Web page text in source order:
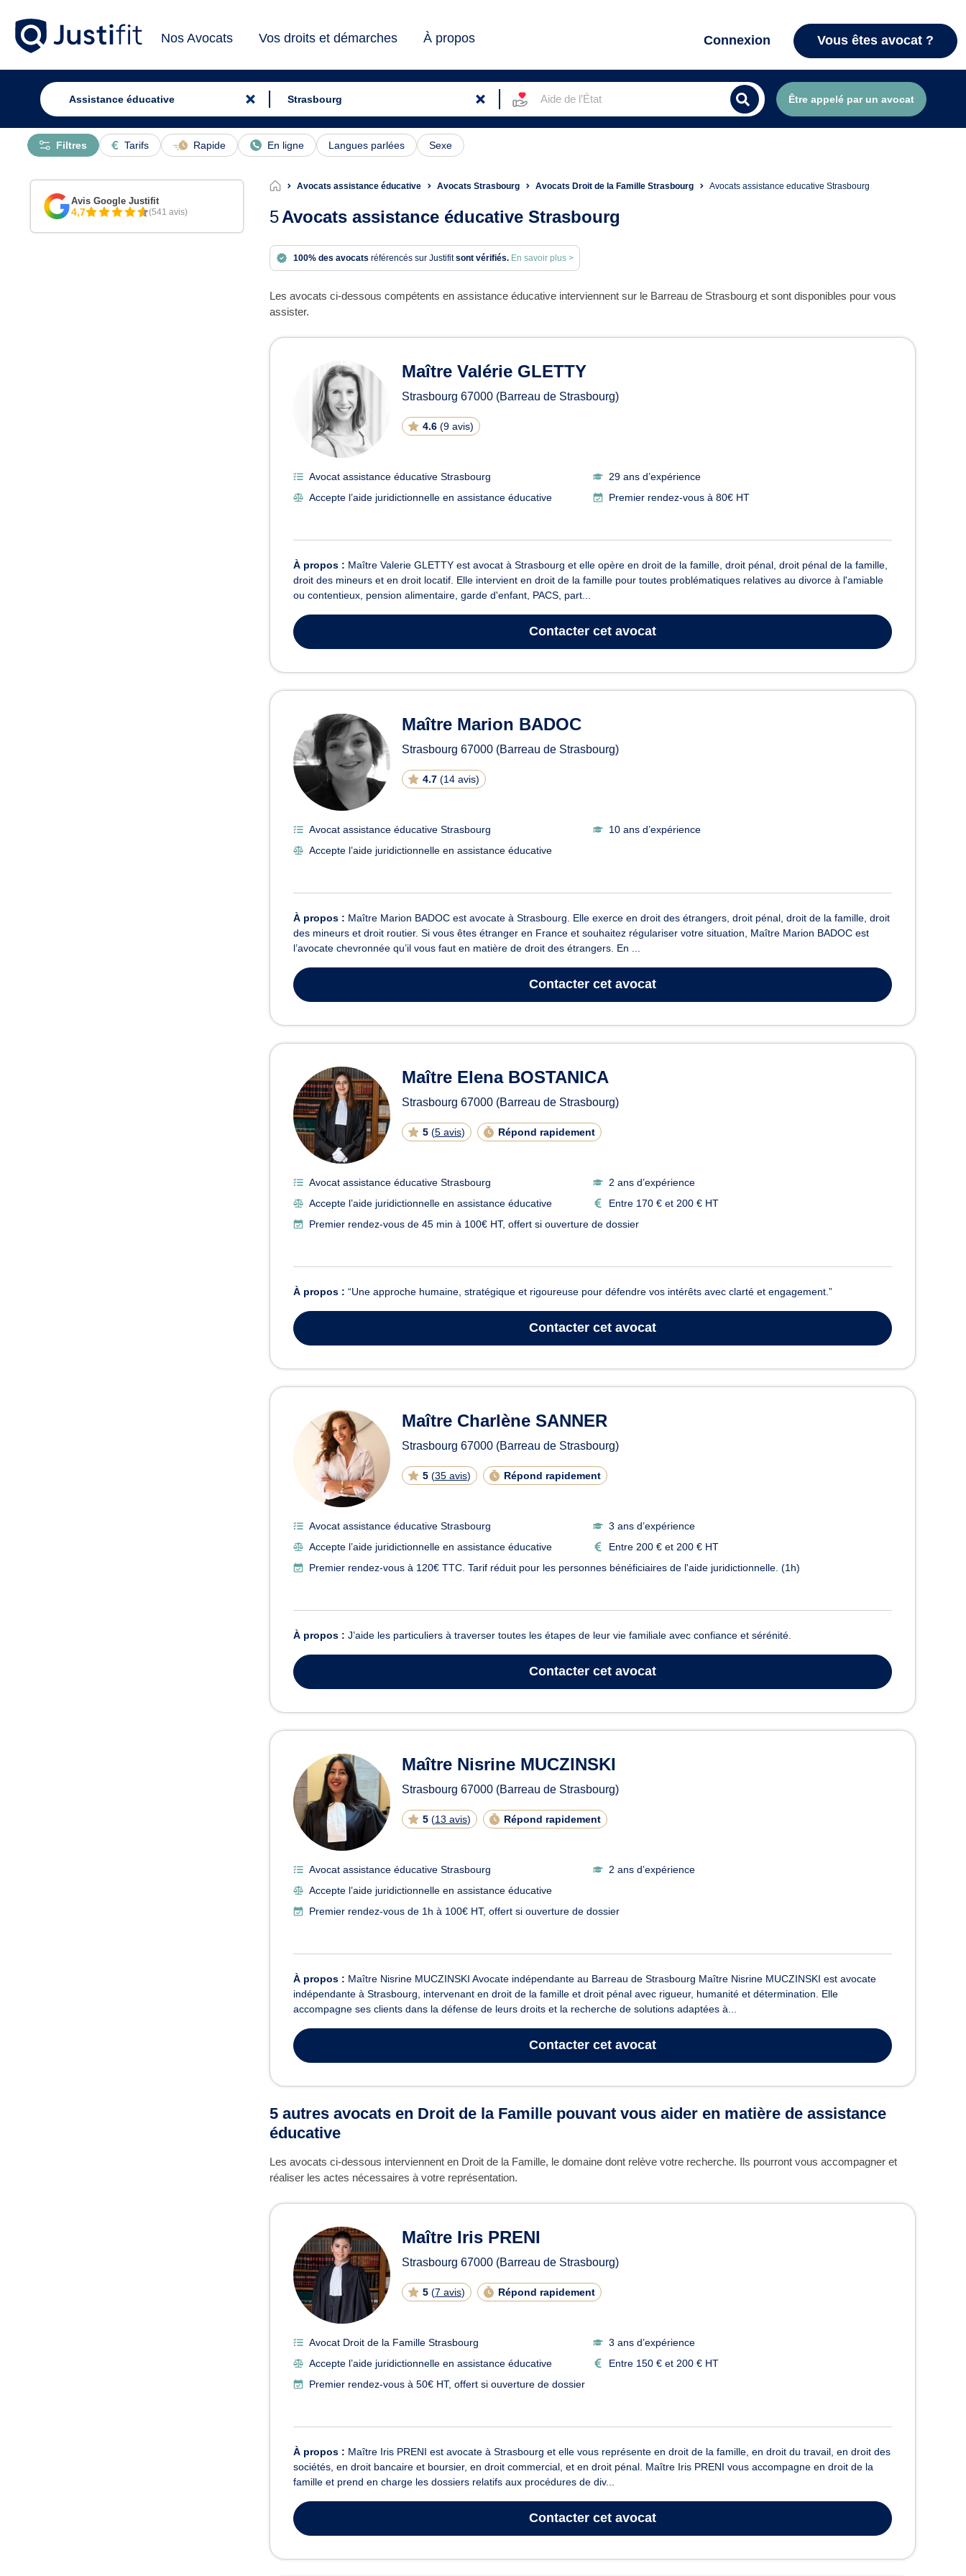
Nos Avocats Vos droits et démarches À propos Connexion Vous êtes avocat ?
Aide de l’État Être appelé par un avocat
Tarifs Rapide En ligne Langues parlées Sexe
Filtres
Avocats assistance éducative Avocats Strasbourg Avocats Droit de la Famille Strasbourg Avocats assistance educative Strasbourg
5Avocats assistance éducative Strasbourg
100% des avocats référencés sur Justifitsont vérifiés. En savoir plus >
Les avocats ci-dessous compétents en assistance éducative interviennent sur le Barreau de Strasbourg et sont disponibles pour vous
assister.
Avocats en assistance éducative à Strasbourg
Maître Valérie GLETTY
Strasbourg 67000 (Barreau de Strasbourg)
4.6 (9 avis)
Avocat assistance éducative Strasbourg
29 ans d’expérience
Accepte l’aide juridictionnelle en assistance éducative
Premier rendez-vous à 80€ HT
À propos : Maître Valerie GLETTY est avocat à Strasbourg et elle opère en droit de la famille, droit pénal, droit pénal de la famille,
droit des mineurs et en droit locatif. Elle intervient en droit de la famille pour toutes problématiques relatives au divorce à l'amiable
ou contentieux, pension alimentaire, garde d'enfant, PACS, part...
Contacter cet avocat
Maître Marion BADOC
Strasbourg 67000 (Barreau de Strasbourg)
4.7 (14 avis)
Avocat assistance éducative Strasbourg
10 ans d’expérience
Accepte l’aide juridictionnelle en assistance éducative
À propos : Maître Marion BADOC est avocate à Strasbourg. Elle exerce en droit des étrangers, droit pénal, droit de la famille, droit
des mineurs et droit routier. Si vous êtes étranger en France et souhaitez régulariser votre situation, Maître Marion BADOC est
l’avocate chevronnée qu’il vous faut en matière de droit des étrangers. En ...
Contacter cet avocat
Maître Elena BOSTANICA
Strasbourg 67000 (Barreau de Strasbourg)
5 (5 avis) Répond rapidement
Avocat assistance éducative Strasbourg
2 ans d’expérience
Accepte l’aide juridictionnelle en assistance éducative
Entre 170 € et 200 € HT
Premier rendez-vous de 45 min à 100€ HT, offert si ouverture de dossier
À propos : “Une approche humaine, stratégique et rigoureuse pour défendre vos intérêts avec clarté et engagement.”
Contacter cet avocat
Maître Charlène SANNER
Strasbourg 67000 (Barreau de Strasbourg)
5 (35 avis) Répond rapidement
Avocat assistance éducative Strasbourg
3 ans d’expérience
Accepte l’aide juridictionnelle en assistance éducative
Entre 200 € et 200 € HT
Premier rendez-vous à 120€ TTC. Tarif réduit pour les personnes bénéficiaires de l'aide juridictionnelle. (1h)
À propos : J’aide les particuliers à traverser toutes les étapes de leur vie familiale avec confiance et sérénité.
Contacter cet avocat
Maître Nisrine MUCZINSKI
Strasbourg 67000 (Barreau de Strasbourg)
5 (13 avis) Répond rapidement
Avocat assistance éducative Strasbourg
2 ans d’expérience
Accepte l’aide juridictionnelle en assistance éducative
Premier rendez-vous de 1h à 100€ HT, offert si ouverture de dossier
À propos : Maître Nisrine MUCZINSKI Avocate indépendante au Barreau de Strasbourg Maître Nisrine MUCZINSKI est avocate
indépendante à Strasbourg, intervenant en droit de la famille et droit pénal avec rigueur, humanité et détermination. Elle
accompagne ses clients dans la défense de leurs droits et la recherche de solutions adaptées à...
Contacter cet avocat
5 autres avocats en Droit de la Famille pouvant vous aider en matière de assistance
éducative
Les avocats ci-dessous interviennent en Droit de la Famille, le domaine dont relève votre recherche. Ils pourront vous accompagner et
réaliser les actes nécessaires à votre représentation.
Maître Iris PRENI
Strasbourg 67000 (Barreau de Strasbourg)
5 (7 avis) Répond rapidement
Avocat Droit de la Famille Strasbourg
3 ans d’expérience
Accepte l’aide juridictionnelle en assistance éducative
Entre 150 € et 200 € HT
Premier rendez-vous à 50€ HT, offert si ouverture de dossier
À propos : Maître Iris PRENI est avocate à Strasbourg et elle vous représente en droit de la famille, en droit du travail, en droit des
sociétés, en droit bancaire et boursier, en droit commercial, et en droit pénal. Maître Iris PRENI vous accompagne en droit de la
famille et prend en charge les dossiers relatifs aux procédures de div...
Contacter cet avocat
Avis Google Justifit
4,7 (541 avis)